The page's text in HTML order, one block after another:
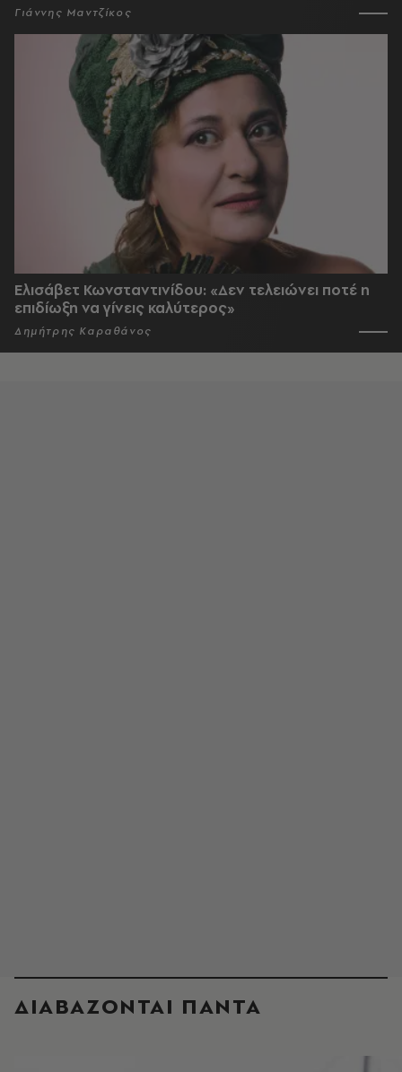
Γιάννης Μαντζίκος
Ελισάβετ Κωνσταντινίδου: «Δεν τελειώνει ποτέ η
επιδίωξη να γίνεις καλύτερος»
Δημήτρης Καραθάνος
ΔΙΑΒΑΖΟΝΤΑΙ ΠΑΝΤΑ